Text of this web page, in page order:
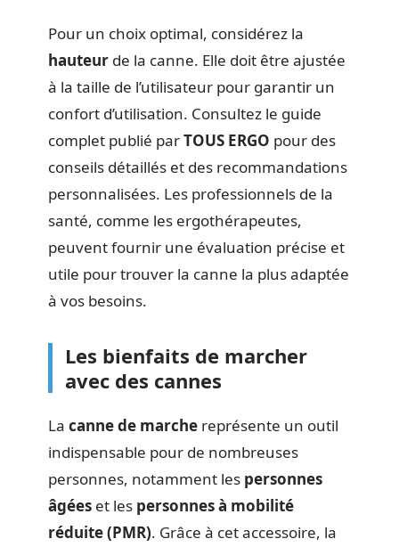
Pour un choix optimal, considérez la
hauteur de la canne. Elle doit être ajustée
à la taille de l’utilisateur pour garantir un
confort d’utilisation. Consultez le guide
complet publié parTOUS ERGO pour des
conseils détaillés et des recommandations
personnalisées. Les professionnels de la
santé, comme les ergothérapeutes,
peuvent fournir une évaluation précise et
utile pour trouver la canne la plus adaptée
à vos besoins.
Les bienfaits de marcher
avec des cannes
La canne de marche représente un outil
indispensable pour de nombreuses
personnes, notamment les personnes
âgées et les personnes à mobilité
réduite (PMR). Grâce à cet accessoire, la